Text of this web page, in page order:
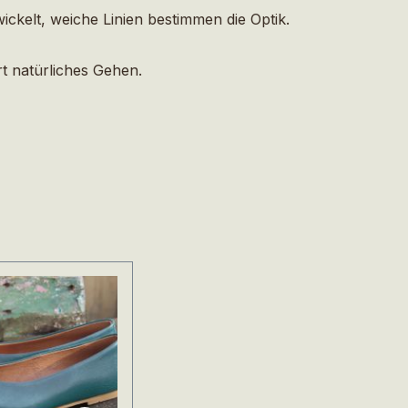
weiche Linien bestimmen die Optik.
natürliches Gehen.